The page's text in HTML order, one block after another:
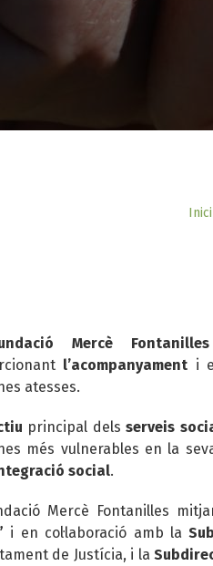
Inici
Mercè Fontanilles
l’acompanyament i
atesses.
principal delsserveis
més vulnerables en la
social.
Mercè Fontanilles
i en col·laboració amb la
de Justícia, i la